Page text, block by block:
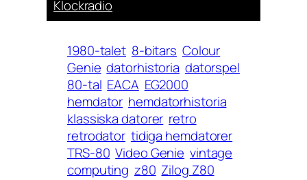
Klockradio
1980-talet 8-bitars Colour
Genie datorhistoria datorspel
80-tal EACA EG2000
hemdator hemdatorhistoria
klassiska datorer retro
retrodator tidiga hemdatorer
TRS-80 Video Genie vintage
computing z80 Zilog Z80